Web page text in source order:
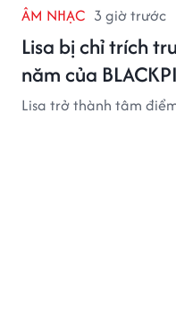
ÂM NHẠC 3 giờ trước
Lisa bị chỉ trích
năm của
Lisa trở thành tâm